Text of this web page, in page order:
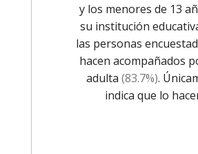
y los menores de 13
su institución
las personas
hacen acompañados
adulta(83.7%).
indica que lo